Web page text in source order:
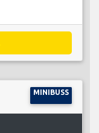
MINIBUSS